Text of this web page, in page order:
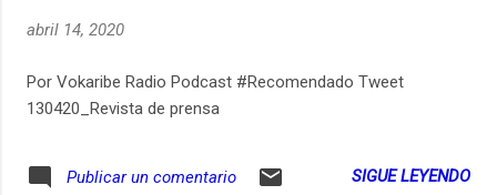
abril 14, 2020
Por Vokaribe Radio Podcast #Recomendado Tweet
130420_Revista de prensa
Publicar un comentario SIGUE LEYENDO